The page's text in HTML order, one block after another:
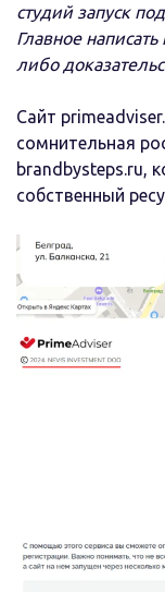
студий запуск
Главное
либо
Сайт
сомнительная
brandbysteps.ru,
собственный